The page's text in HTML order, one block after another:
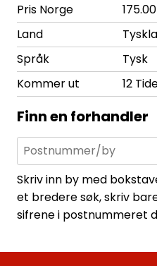
Pris Norge
Land
Språk
Tysk
Kommer ut
12
Finn en forhandler
Skriv inn by med
et bredere søk, skriv
sifrene i postnummeret